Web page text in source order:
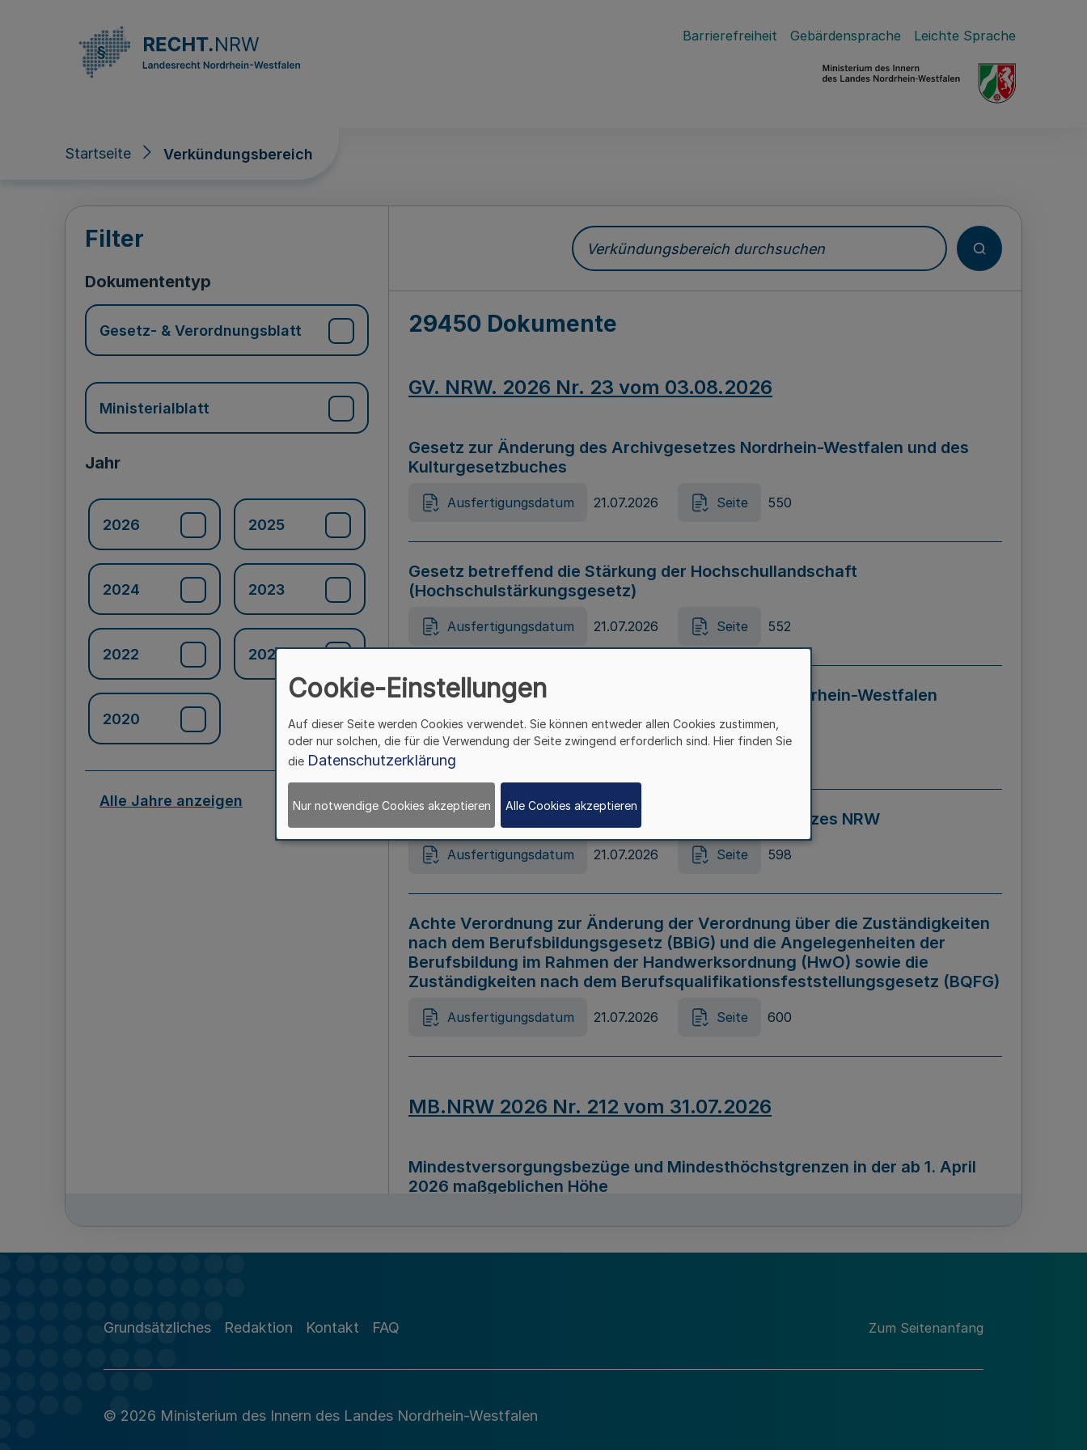
Barrierefreiheit Gebärdensprache Leichte Sprache
Startseite Verkündungsbereich
Verkündungsbereich
Filter
Dokumententyp
Gesetz- & Verordnungsblatt
Ministerialblatt
Jahr
2026 2025
2024 2023
2022 2021
2020
Alle Jahre anzeigen
Verkündungsbereich durchsuchen
29450 Dokumente
GV. NRW. 2026 Nr. 23 vom 03.08.2026
Gesetz zur Änderung des Archivgesetzes Nordrhein-Westfalen und des
Kulturgesetzbuches
Ausfertigungsdatum 21.07.2026 Seite 550
Gesetz betreffend die Stärkung der Hochschullandschaft
(Hochschulstärkungsgesetz)
Ausfertigungsdatum 21.07.2026 Seite 552
Gesetz zur Vermeidung von Diskriminierung in Nordrhein-Westfalen
(Landesantidiskriminierungsgesetz – LADG NRW)
Ausfertigungsdatum 21.07.2026 Seite 595
Gesetz zur Änderung des Online-Casinospiel Gesetzes NRW
Ausfertigungsdatum 21.07.2026 Seite 598
Achte Verordnung zur Änderung der Verordnung über die Zuständigkeiten
nach dem Berufsbildungsgesetz (BBiG) und die Angelegenheiten der
Berufsbildung im Rahmen der Handwerksordnung (HwO) sowie die
Zuständigkeiten nach dem Berufsqualifikationsfeststellungsgesetz (BQFG)
Ausfertigungsdatum 21.07.2026 Seite 600
MB.NRW 2026 Nr. 212 vom 31.07.2026
Mindestversorgungsbezüge und Mindesthöchstgrenzen in der ab 1. April
2026 maßgeblichen Höhe
Richtlinie zur Durchführung des Förderprogramms „Mittelstand Innovativ &
Grundsätzliches Redaktion Kontakt FAQ Zum Seitenanfang
© 2026 Ministerium des Innern des Landes Nordrhein-Westfalen
Cookie-Einstellungen
Auf dieser Seite werden Cookies verwendet. Sie können entweder allen Cookies zustimmen,
oder nur solchen, die für die Verwendung der Seite zwingend erforderlich sind. Hier finden Sie
die Datenschutzerklärung
Nur notwendige Cookies akzeptieren Alle Cookies akzeptieren